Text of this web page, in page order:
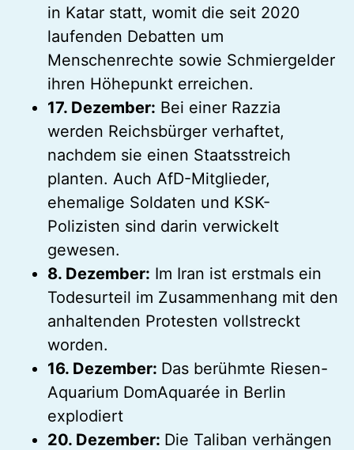
in Katar statt, womit die seit 2020
laufenden Debatten um
Menschenrechte sowie Schmiergelder
ihren Höhepunkt erreichen.
17. Dezember: Bei einer Razzia
werden Reichsbürger verhaftet,
nachdem sie einen Staatsstreich
planten. Auch AfD-Mitglieder,
ehemalige Soldaten und KSK-
Polizisten sind darin verwickelt
gewesen.
8. Dezember: Im Iran ist erstmals ein
Todesurteil im Zusammenhang mit den
anhaltenden Protesten vollstreckt
worden.
16. Dezember: Das berühmte Riesen-
Aquarium DomAquarée in Berlin
explodiert
20. Dezember: Die Taliban verhängen